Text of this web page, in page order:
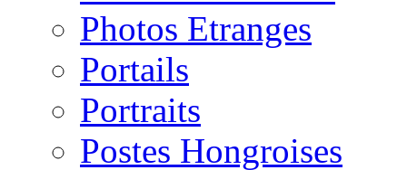
Photos Etranges
Portails
Portraits
Postes Hongroises